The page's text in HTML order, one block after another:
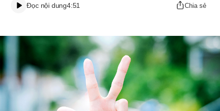
Đọc nội dung4:51 Chia sẻ